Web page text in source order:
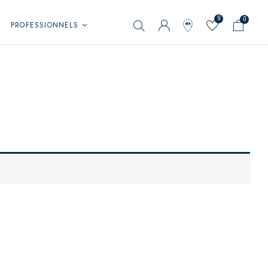
PROFESSIONNELS
9 0